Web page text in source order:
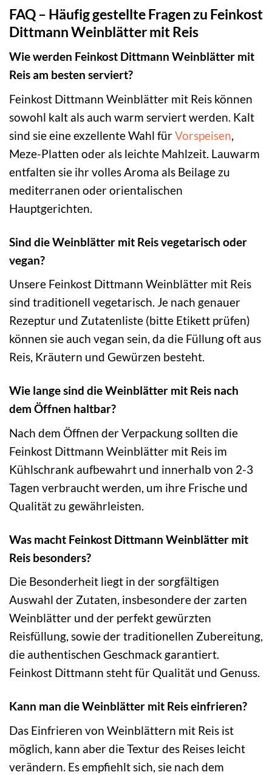
FAQ – Häufig gestellte Fragen zu Feinkost
Dittmann Weinblätter mit Reis
Wie werden Feinkost Dittmann Weinblätter mit
Reis am besten serviert?
Feinkost Dittmann Weinblätter mit Reis können
sowohl kalt als auch warm serviert werden. Kalt
sind sie eine exzellente Wahl fürVorspeisen,
Meze-Platten oder als leichte Mahlzeit. Lauwarm
entfalten sie ihr volles Aroma als Beilage zu
mediterranen oder orientalischen
Hauptgerichten.
Sind die Weinblätter mit Reis vegetarisch oder
vegan?
Unsere Feinkost Dittmann Weinblätter mit Reis
sind traditionell vegetarisch. Je nach genauer
Rezeptur und Zutatenliste (bitte Etikett prüfen)
können sie auch vegan sein, da die Füllung oft aus
Reis, Kräutern und Gewürzen besteht.
Wie lange sind die Weinblätter mit Reis nach
dem Öffnen haltbar?
Nach dem Öffnen der Verpackung sollten die
Feinkost Dittmann Weinblätter mit Reis im
Kühlschrank aufbewahrt und innerhalb von 2-3
Tagen verbraucht werden, um ihre Frische und
Qualität zu gewährleisten.
Was macht Feinkost Dittmann Weinblätter mit
Reis besonders?
Die Besonderheit liegt in der sorgfältigen
Auswahl der Zutaten, insbesondere der zarten
Weinblätter und der perfekt gewürzten
Reisfüllung, sowie der traditionellen Zubereitung,
die authentischen Geschmack garantiert.
Feinkost Dittmann steht für Qualität und Genuss.
Kann man die Weinblätter mit Reis einfrieren?
Das Einfrieren von Weinblättern mit Reis ist
möglich, kann aber die Textur des Reises leicht
verändern. Es empfiehlt sich, sie nach dem